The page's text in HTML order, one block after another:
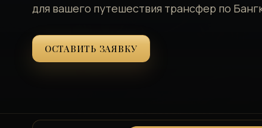
для вашего путешествия трансфер по
ОСТАВИТЬ ЗАЯВКУ